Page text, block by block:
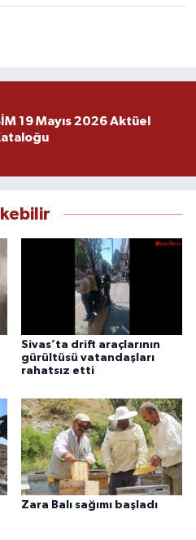
19 Mayıs 2026 Aktüel
Sivas’ta drift araçlarının
gürültüsü vatandaşları
rahatsız etti
Zara Balı sağımı başladı